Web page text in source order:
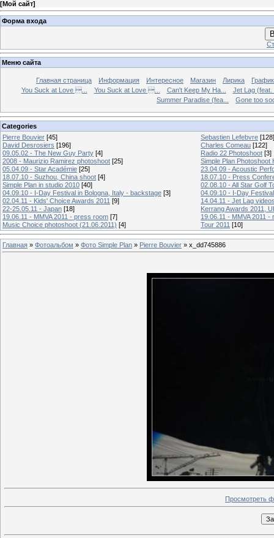
[Мой сайт]
Форма входа
Меню сайта
Главная страница Информация Интересное Магазин Лирика
You Suck at Love ...
You Suck at Love ... Can't Keep My Ha...
Jet Lag (feat.
Summer Paradise (fea...
Gone too
Categories
Pierre Bouvier [45] Sebastien Lefebvre [128]
David Desrosiers [196] Charles Comeau [122]
09.05.02 - The New Guy Party [4] Radio 22 Photoshoot [3]
2008 - Maurizio Ramirez photoshoot [25]
Simple Plan Photoshoot
05.04.09 - Star Académie [25]
23.04.09 - Acoustic
18.07.10 - Suzhou, China shoot [4]
18.07.10 - Press
Simple Plan in studio 2010 [40]
02.08.10 - All Star Golf
04.09.10 - I-Day Festival in Bologna, Italy - backstage [3]
04.09.10 - I-Day
02.04.11 - Kids' Choice Awards 2011 [9]
14.04.11 - Jet Lag
22-25.05.11 - Japan [18]
Kerrang Awards 2011,
19.06.11 - MMVA 2011 - press room [7]
19.06.11 - MMVA 2011 -
Music Choice photoshoot (21.06.2011) [4] Tour 2011 [10]
Главная » Фотоальбом » Фото Simple Plan » Pierre Bouvier » x_dd745886
Просмотреть